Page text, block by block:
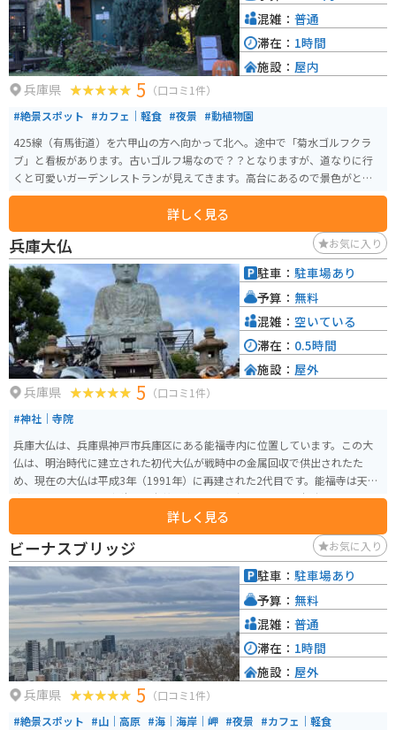
兵庫県 5 （口コミ1件）
#絶景スポット #カフェ｜軽食 #夜景 #動植物園
425線（有馬街道）を六甲山の方へ向かって北へ。途中で「菊水ゴルフクラ
ブ」と看板があります。古いゴルフ場なので？？となりますが、道なりに行
くと可愛いガーデンレストランが見えてきます。高台にあるので景色がとて
もいいです！馬もいます！
詳しく見る
混雑： 普通
滞在： 1時間
施設： 屋内
兵庫大仏 お気に入り
兵庫県 5 （口コミ1件）
#神社｜寺院
兵庫大仏は、兵庫県神戸市兵庫区にある能福寺内に位置しています。この大
仏は、明治時代に建立された初代大仏が戦時中の金属回収で供出されたた
め、現在の大仏は平成3年（1991年）に再建された2代目です。能福寺は天台
宗の古刹で、山号は宝積山、本尊は秘仏・薬師如来です。 能福寺は、延暦24
年（805年）に最澄によって創建され、仁安3年（1168年）には平清盛公が出
家しました。境内には平清盛の墓所などが祀られており、日本最初の密教強
化霊場として知られています。兵庫大仏は、戦時中の金属供出により台座だ
けが残され、現在見られるのは平成3年に再建されたものです。蓮台と台座を
含めて、高さ18mの巨大な坐像があります。 能福寺（兵庫大仏）は、奈良、
鎌倉とともに日本三大仏に数えられることもあり、その迫力ある姿は拝むだ
けでご利益があるとされています。また、能福寺は新西国三十三箇所第23番
札所としても知られており、ビルシャナ殿があります。
詳しく見る
駐車： 駐車場あり
予算： 無料
混雑： 空いている
滞在： 0.5時間
施設： 屋外
ビーナスブリッジ お気に入り
兵庫県 5 （口コミ1件）
#絶景スポット #山｜高原 #海｜海岸｜岬 #夜景 #カフェ｜軽食
駐車： 駐車場あり
予算： 無料
混雑： 普通
滞在： 1時間
施設： 屋外